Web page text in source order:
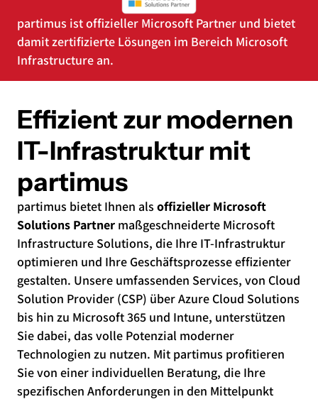
partimus ist offizieller Microsoft Partner und bietet
damit zertifizierte Lösungen im Bereich Microsoft
Infrastructure an.
Effizient zur modernen
IT-Infrastruktur mit
partimus
partimus bietet Ihnen als offizieller Microsoft
Solutions Partner maßgeschneiderte Microsoft
Infrastructure Solutions, die Ihre IT-Infrastruktur
optimieren und Ihre Geschäftsprozesse effizienter
gestalten. Unsere umfassenden Services, von Cloud
Solution Provider (CSP) über Azure Cloud Solutions
bis hin zu Microsoft 365 und Intune, unterstützen
Sie dabei, das volle Potenzial moderner
Technologien zu nutzen. Mit partimus profitieren
Sie von einer individuellen Beratung, die Ihre
spezifischen Anforderungen in den Mittelpunkt